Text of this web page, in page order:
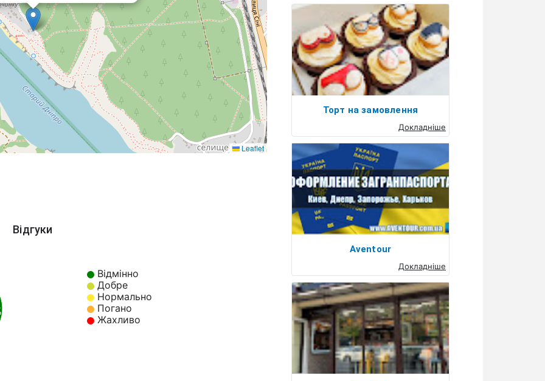
Leaflet
Відгуки
Відмінно
Добре
Нормально
Погано
Жахливо
Торт на замовлення
Докладніше
Aventour
Докладніше